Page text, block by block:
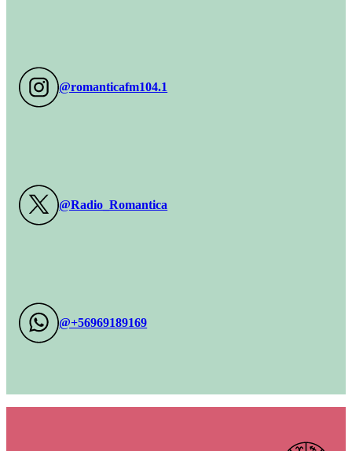
@romanticafm104.1
@Radio_Romantica
@+56969189169